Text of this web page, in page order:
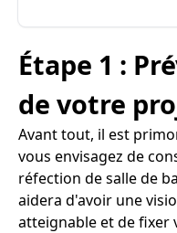
Étape 1 :
de votre
Avant tout, il est
vous envisagez de
réfection de salle de
aidera d'avoir une
atteignable et de fixer